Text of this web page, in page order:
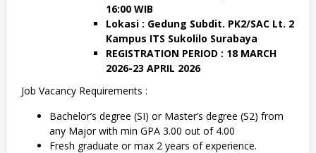
16:00 WIB
Lokasi : Gedung Subdit. PK2/SAC Lt. 2
Kampus ITS Sukolilo Surabaya
REGISTRATION PERIOD : 18 MARCH
2026-23 APRIL 2026
Job Vacancy Requirements :
Bachelor’s degree (SI) or Master’s degree (S2) from
any Major with min GPA 3.00 out of 4.00
Fresh graduate or max 2 years of experience.